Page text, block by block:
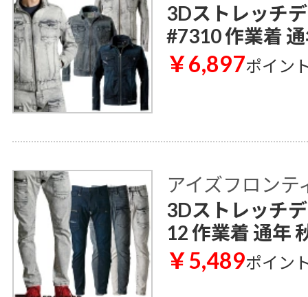
3Dストレッチ
#7310 作業着
￥6,897ポイン
アイズフロンテ
3Dストレッチ
12 作業着 通年
￥5,489ポイン